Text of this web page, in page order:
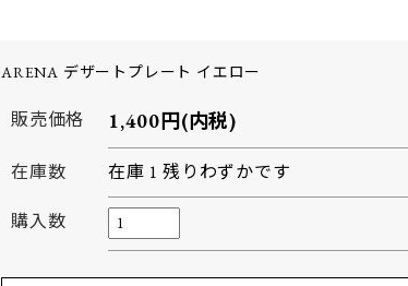
ARENA デザートプレート イエロー
販売価格 1,400円(内税)
在庫数 在庫 1 残りわずかです
購入数